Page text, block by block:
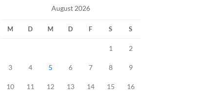
August 2026
M D M D F S S
1 2
3 4 5 6 7 8 9
10 11 12 13 14 15 16